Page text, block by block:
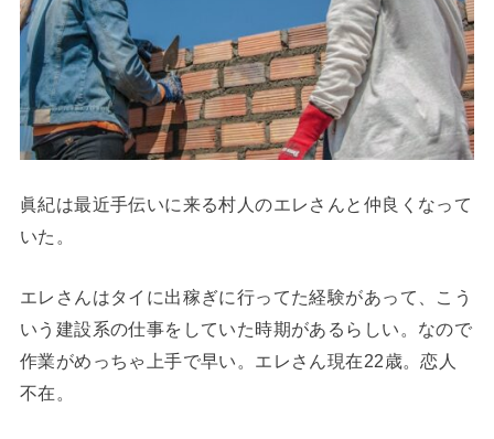
眞紀は最近手伝いに来る村人のエレさんと仲良くなって
いた。
エレさんはタイに出稼ぎに行ってた経験があって、こう
いう建設系の仕事をしていた時期があるらしい。なので
作業がめっちゃ上手で早い。エレさん現在22歳。恋人
不在。